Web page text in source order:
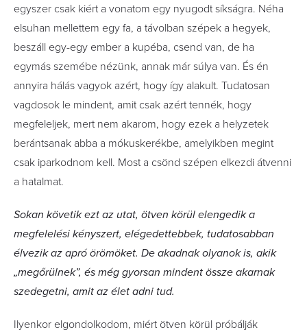
egyszer csak kiért a vonatom egy nyugodt síkságra. Néha
elsuhan mellettem egy fa, a távolban szépek a hegyek,
beszáll egy-egy ember a kupéba, csend van, de ha
egymás szemébe nézünk, annak már súlya van. És én
annyira hálás vagyok azért, hogy így alakult. Tudatosan
vagdosok le mindent, amit csak azért tennék, hogy
megfeleljek, mert nem akarom, hogy ezek a helyzetek
berántsanak abba a mókuskerékbe, amelyikben megint
csak iparkodnom kell. Most a csönd szépen elkezdi átvenni
a hatalmat.
Sokan követik ezt az utat, ötven körül elengedik a
megfelelési kényszert, elégedettebbek, tudatosabban
élvezik az apró örömöket. De akadnak olyanok is, akik
„megőrülnek”, és még gyorsan mindent össze akarnak
szedegetni, amit az élet adni tud.
Ilyenkor elgondolkodom, miért ötven körül próbálják